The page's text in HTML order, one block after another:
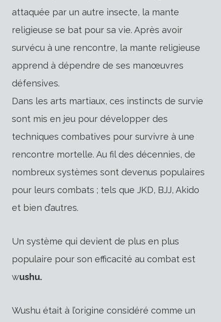
attaquée par un autre insecte, la mante
religieuse se bat pour sa vie. Après avoir
survécu à une rencontre, la mante religieuse
apprend à dépendre de ses manœuvres
défensives.
Dans les arts martiaux, ces instincts de survie
sont mis en jeu pour développer des
techniques combatives pour survivre à une
rencontre mortelle. Au fil des décennies, de
nombreux systèmes sont devenus populaires
pour leurs combats ; tels que JKD, BJJ, Akido
et bien d’autres.
Un système qui devient de plus en plus
populaire pour son efficacité au combat est
wushu.
Wushu était à l’origine considéré comme un